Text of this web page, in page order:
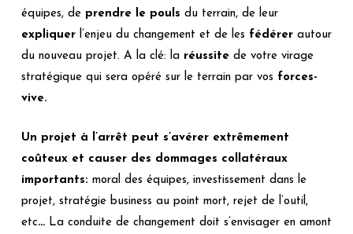
équipes, de prendre le pouls du terrain, de leur
expliquerl’enjeu du changement et de les fédérerautour
du nouveau projet. A la clé: laréussite de votre virage
stratégique qui sera opéré sur le terrain par vos forces-
vive.
Un projet à l’arrêt peut s’avérer extrêmement
coûteux et causer des dommages collatéraux
importants: moral des équipes, investissement dans le
projet, stratégie business au point mort, rejet de l’outil,
etc… La conduite de changement doit s’envisager en amont